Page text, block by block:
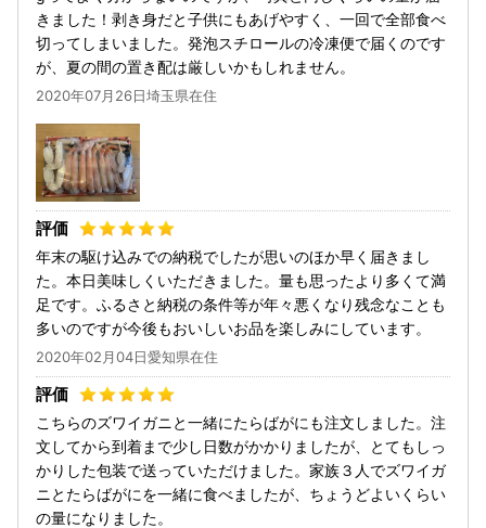
きました！剥き身だと子供にもあげやすく、一回で全部食べ
切ってしまいました。発泡スチロールの冷凍便で届くのです
が、夏の間の置き配は厳しいかもしれません。
2020年07月26日埼玉県在住
年末の駆け込みでの納税でしたが思いのほか早く届きまし
た。本日美味しくいただきました。量も思ったより多くて満
足です。ふるさと納税の条件等が年々悪くなり残念なことも
多いのですが今後もおいしいお品を楽しみにしています。
2020年02月04日愛知県在住
こちらのズワイガニと一緒にたらばがにも注文しました。注
文してから到着まで少し日数がかかりましたが、とてもしっ
かりした包装で送っていただけました。家族３人でズワイガ
ニとたらばがにを一緒に食べましたが、ちょうどよいくらい
の量になりました。